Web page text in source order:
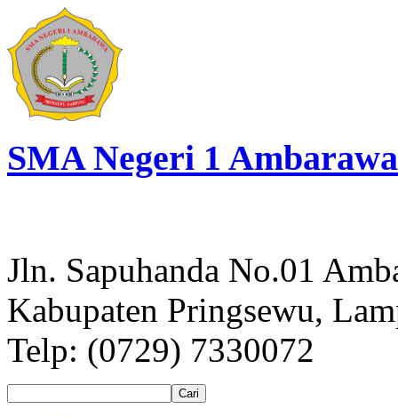
SMA Negeri 1 Ambarawa
Jln. Sapuhanda No.01
Kabupaten Pringsewu,
Telp: (0729) 7330072